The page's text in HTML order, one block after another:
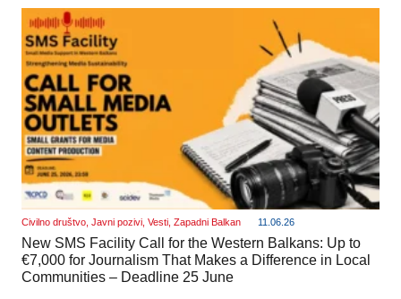
Civilno društvo, Javni pozivi, Vesti, Zapadni Balkan 11.06.26
New SMS Facility Call for the Western Balkans: Up to
€7,000 for Journalism That Makes a Difference in Local
Communities – Deadline 25 June